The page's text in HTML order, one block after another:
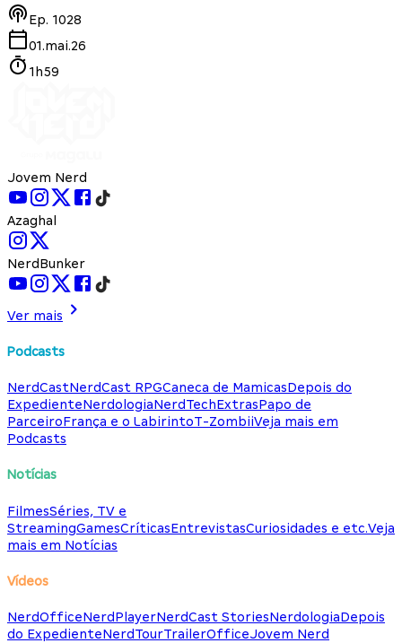
Ep. 1028
01.mai.26
1h59
Jovem Nerd
Azaghal
NerdBunker
Ver mais
Podcasts
NerdCastNerdCast RPGCaneca de MamicasDepois do
ExpedienteNerdologiaNerdTechExtrasPapo de
ParceiroFrança e o LabirintoT-ZombiiVeja mais em
Podcasts
Notícias
FilmesSéries, TV e
StreamingGamesCríticasEntrevistasCuriosidades e etc.Veja
mais em Notícias
Vídeos
NerdOfficeNerdPlayerNerdCast StoriesNerdologiaDepois
do ExpedienteNerdTourTrailerOfficeJovem Nerd